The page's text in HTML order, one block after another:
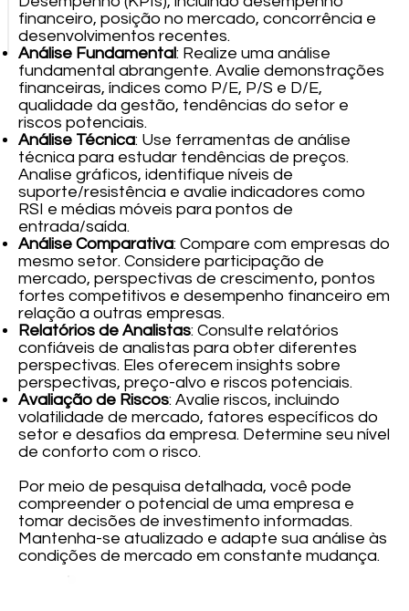
financeiro, posição no mercado, concorrência e
desenvolvimentos recentes.
Análise Fundamental: Realize uma análise
fundamental abrangente. Avalie demonstrações
financeiras, índices como P/E, P/S e D/E,
qualidade da gestão, tendências do setor e
riscos potenciais.
Análise Técnica: Use ferramentas de análise
técnica para estudar tendências de preços.
Analise gráficos, identifique níveis de
suporte/resistência e avalie indicadores como
RSI e médias móveis para pontos de
entrada/saída.
Análise Comparativa: Compare com empresas do
mesmo setor. Considere participação de
mercado, perspectivas de crescimento, pontos
fortes competitivos e desempenho financeiro em
relação a outras empresas.
Relatórios de Analistas: Consulte relatórios
confiáveis de analistas para obter diferentes
perspectivas. Eles oferecem insights sobre
perspectivas, preço-alvo e riscos potenciais.
Avaliação de Riscos: Avalie riscos, incluindo
volatilidade de mercado, fatores específicos do
setor e desafios da empresa. Determine seu nível
de conforto com o risco.
Por meio de pesquisa detalhada, você pode
compreender o potencial de uma empresa e
tomar decisões de investimento informadas.
Mantenha-se atualizado e adapte sua análise às
condições de mercado em constante mudança.